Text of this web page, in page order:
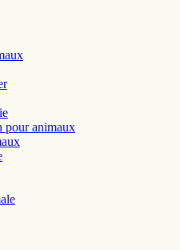
pour animaux